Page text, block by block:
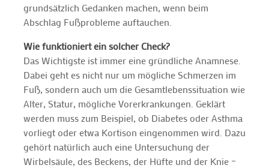
grundsätzlich Gedanken machen, wenn beim
Abschlag Fußprobleme auftauchen.
Wie funktioniert ein solcher Check?
Das Wichtigste ist immer eine gründliche Anamnese.
Dabei geht es nicht nur um mögliche Schmerzen im
Fuß, sondern auch um die Gesamtlebenssituation wie
Alter, Statur, mögliche Vorerkrankungen. Geklärt
werden muss zum Beispiel, ob Diabetes oder Asthma
vorliegt oder etwa Kortison eingenommen wird. Dazu
gehört natürlich auch eine Untersuchung der
Wirbelsäule, des Beckens, der Hüfte und der Knie –